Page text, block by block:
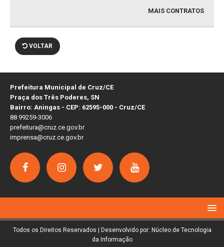
MAIS CONTRATOS
VOLTAR
Prefeitura Municipal de Cruz/CE
Praça dos Três Poderes, SN
Bairro: Aningas - CEP: 62595-000 - Cruz/CE
88 99259-3006
prefeitura@cruz.ce.gov.br
imprensa@cruz.ce.gov.br
Todos os Direitos Reservados | Desenvolvido por: Núcleo de Tecnologia
da Informação